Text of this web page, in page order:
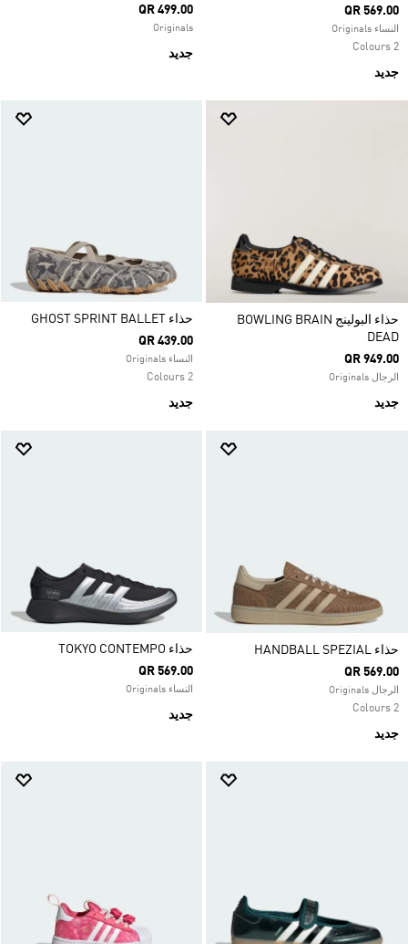
QR 569.00
النساء Originals
2 Colours
جديد
QR 499.00
Originals
جديد
حذاء البولينج BOWLING BRAIN
DEAD
QR 949.00
الرجال Originals
جديد
حذاء GHOST SPRINT BALLET
QR 439.00
النساء Originals
2 Colours
جديد
حذاء HANDBALL SPEZIAL
QR 569.00
الرجال Originals
2 Colours
جديد
حذاء TOKYO CONTEMPO
QR 569.00
النساء Originals
جديد